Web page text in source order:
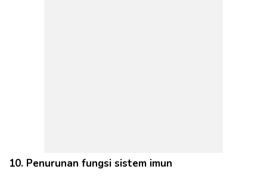
10. Penurunan fungsi sistem imun